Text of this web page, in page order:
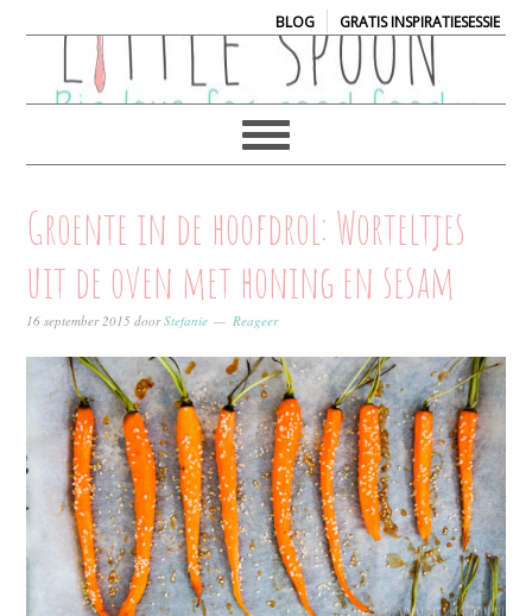
BLOG| GRATIS INSPIRATIESESSIE
Groente in de hoofdrol: Worteltjes
uit de oven met honing en sesam
16 september 2015 doorStefanie Reageer